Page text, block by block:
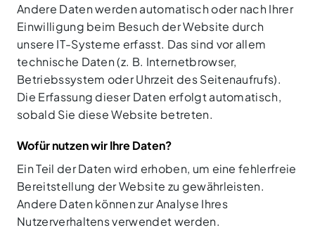
Andere Daten werden automatisch oder nach Ihrer
Einwilligung beim Besuch der Website durch
unsere IT-Systeme erfasst. Das sind vor allem
technische Daten (z. B. Internetbrowser,
Betriebssystem oder Uhrzeit des Seitenaufrufs).
Die Erfassung dieser Daten erfolgt automatisch,
sobald Sie diese Website betreten.
Wofür nutzen wir Ihre Daten?
Ein Teil der Daten wird erhoben, um eine fehlerfreie
Bereitstellung der Website zu gewährleisten.
Andere Daten können zur Analyse Ihres
Nutzerverhaltens verwendet werden.